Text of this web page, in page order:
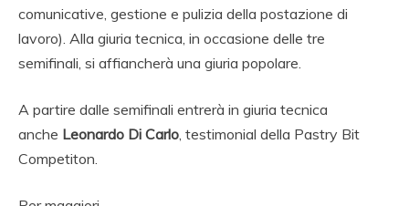
comunicative, gestione e pulizia della postazione di
lavoro). Alla giuria tecnica, in occasione delle tre
semifinali, si affiancherà una giuria popolare.
A partire dalle semifinali entrerà in giuria tecnica
anche Leonardo Di Carlo, testimonial della Pastry Bit
Competiton.